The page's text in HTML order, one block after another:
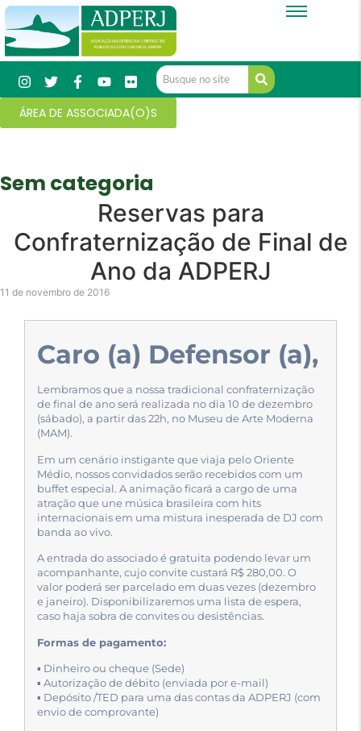
ÁREA DE ASSOCIADA(O)S
Sem categoria
Reservas para
Confraternização de Final de
Ano da ADPERJ
11 de novembro de 2016
Caro (a) Defensor (a),
Lembramos que a nossa tradicional confraternização
de final de ano será realizada no dia 10 de dezembro
(sábado), a partir das 22h, no Museu de Arte Moderna
(MAM).
Em um cenário instigante que viaja pelo Oriente
Médio, nossos convidados serão recebidos com um
buffet especial. A animação ficará a cargo de uma
atração que une música brasileira com hits
internacionais em uma mistura inesperada de DJ com
banda ao vivo.
A entrada do associado é gratuita podendo levar um
acompanhante, cujo convite custará R$ 280,00. O
valor poderá ser parcelado em duas vezes (dezembro
e janeiro). Disponibilizaremos uma lista de espera,
caso haja sobra de convites ou desistências.
Formas de pagamento:
▪ Dinheiro ou cheque (Sede)
▪ Autorização de débito (enviada por e-mail)
▪ Depósito /TED para uma das contas da ADPERJ (com
envio de comprovante)